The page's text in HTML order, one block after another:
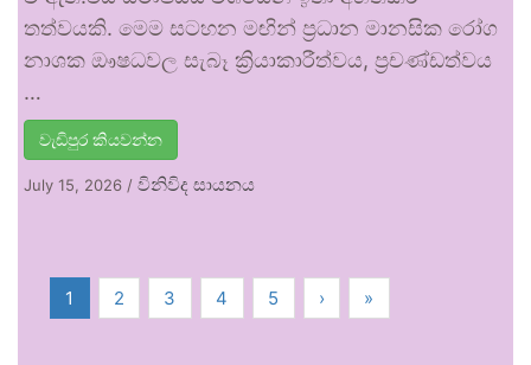
තත්වයකි. මෙම සටහන මඟින් ප්‍රධාන මානසික රෝග
නාශක ඖෂධවල සැබෑ ක්‍රියාකාරීත්වය, ප්‍රචණ්ඩත්වය
…
වැඩිපුර කියවන්න
July 15, 2026 / විනිවිද සායනය
1 2 3 4 5 › »